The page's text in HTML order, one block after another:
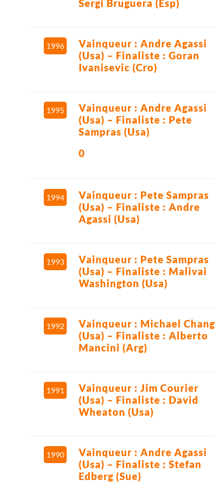
Sergi Bruguera (Esp)
1996
Vainqueur : Andre Agassi
(Usa) – Finaliste : Goran
Ivanisevic (Cro)
1995
Vainqueur : Andre Agassi
(Usa) – Finaliste : Pete
Sampras (Usa)
0
1994
Vainqueur : Pete Sampras
(Usa) – Finaliste : Andre
Agassi (Usa)
1993
Vainqueur : Pete Sampras
(Usa) – Finaliste : Malivai
Washington (Usa)
1992
Vainqueur : Michael Chang
(Usa) – Finaliste : Alberto
Mancini (Arg)
1991
Vainqueur : Jim Courier
(Usa) – Finaliste : David
Wheaton (Usa)
1990
Vainqueur : Andre Agassi
(Usa) – Finaliste : Stefan
Edberg (Sue)